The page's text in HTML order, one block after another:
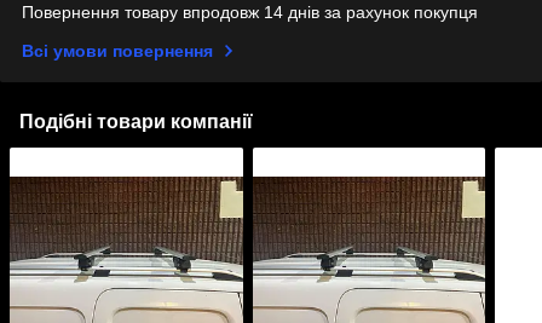
Повернення товару впродовж 14 днів за рахунок покупця
Всі умови повернення
Подібні товари компанії